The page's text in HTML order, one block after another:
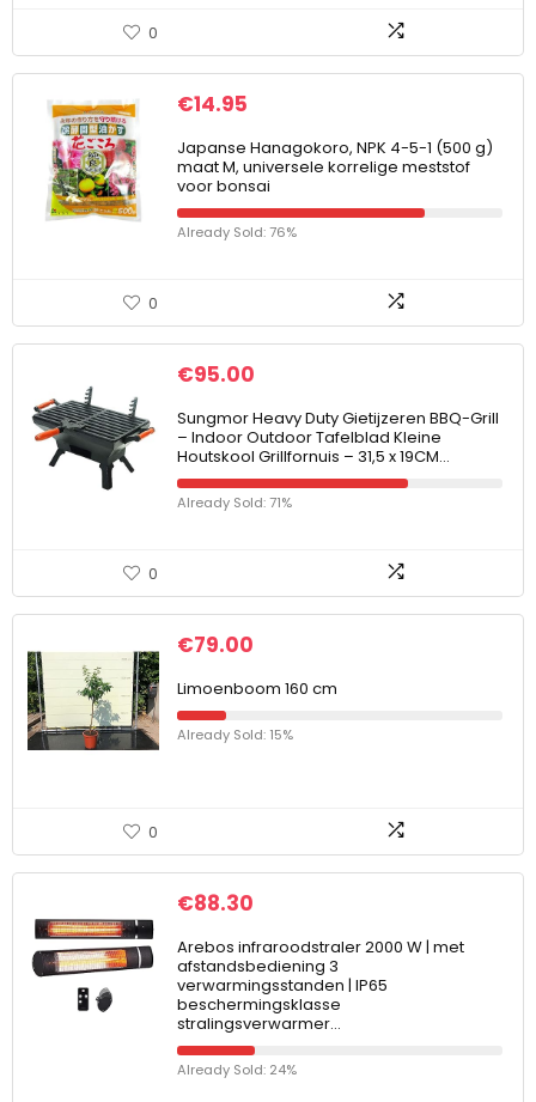
0
€14.95
Japanse Hanagokoro, NPK 4-5-1 (500 g)
maat M, universele korrelige meststof
voor bonsai
Already Sold: 76%
0
€95.00
Sungmor Heavy Duty Gietijzeren BBQ-Grill
– Indoor Outdoor Tafelblad Kleine
Houtskool Grillfornuis – 31,5 x 19CM…
Already Sold: 71%
0
€79.00
Limoenboom 160 cm
Already Sold: 15%
0
€88.30
Arebos infraroodstraler 2000 W | met
afstandsbediening 3
verwarmingsstanden | IP65
beschermingsklasse
stralingsverwarmer…
Already Sold: 24%